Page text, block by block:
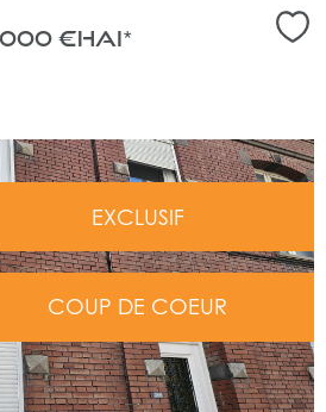
€HAI*
EXCLUSIF
COUP DE COEUR
voir
le